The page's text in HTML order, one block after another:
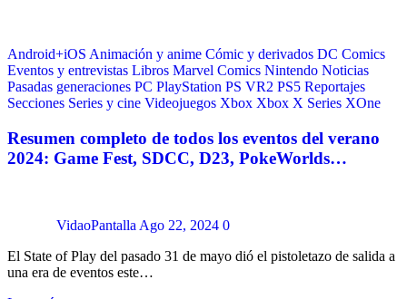
Android+iOS Animación y anime Cómic y derivados DC Comics
Eventos y entrevistas Libros Marvel Comics Nintendo Noticias
Pasadas generaciones PC PlayStation PS VR2 PS5 Reportajes
Secciones Series y cine Videojuegos Xbox Xbox X Series XOne
Resumen completo de todos los eventos del verano
2024: Game Fest, SDCC, D23, PokeWorlds…
VidaoPantalla Ago 22, 2024 0
El State of Play del pasado 31 de mayo dió el pistoletazo de salida a
una era de eventos este…